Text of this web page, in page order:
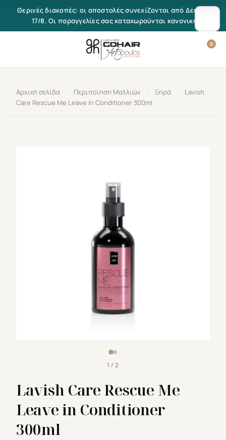
Μετάβαση στο περιεχόμενο
Θερινές διακοπές: οι αποστολές συνεχίζονται από Δευτέρα
17/8. Οι παραγγελίες σας καταχωρούνται κανονικά.
0
Αρχική σελίδα Περιποίηση Μαλλιών Ξηρά
Lavish
Care Rescue Me Leave in Conditioner 300ml
1 / 2
Lavish Care Rescue Me
Leave in Conditioner
300ml